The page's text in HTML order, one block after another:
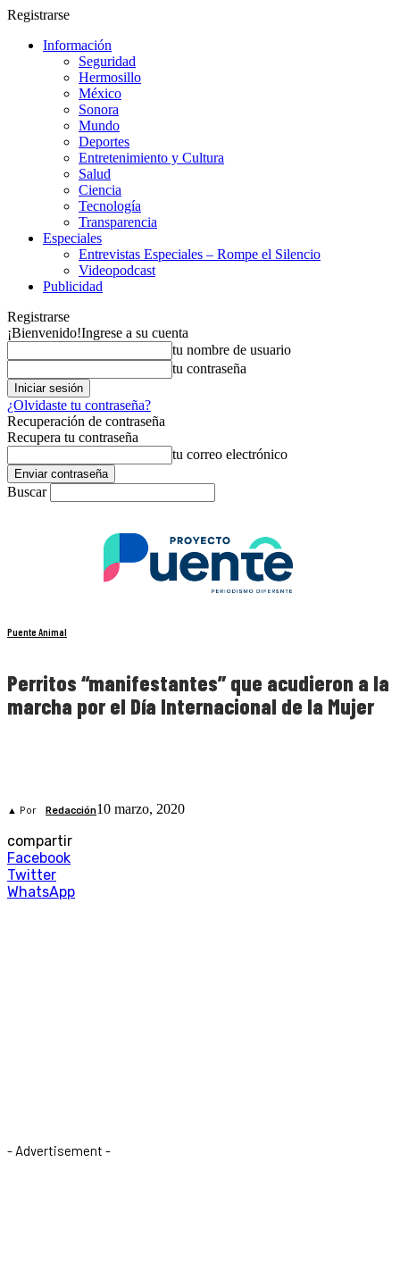
Registrarse
Información
Seguridad
Hermosillo
México
Sonora
Mundo
Deportes
Entretenimiento y Cultura
Salud
Ciencia
Tecnología
Transparencia
Especiales
Entrevistas Especiales – Rompe el Silencio
Videopodcast
Publicidad
Registrarse
¡Bienvenido!Ingrese a su cuenta
tu nombre de usuario
tu contraseña
¿Olvidaste tu contraseña?
Recuperación de contraseña
Recupera tu contraseña
tu correo electrónico
Buscar
Puente Animal
Perritos “manifestantes” que acudieron a la
marcha por el Día Internacional de la Mujer
▲ Por Redacción10 marzo, 2020
compartir
Facebook
Twitter
WhatsApp
- Advertisement -